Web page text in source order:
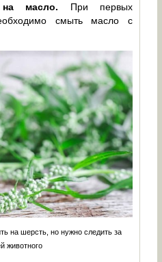
на масло. При первых
смыть масло с
на шерсть, но нужно следить за
животного